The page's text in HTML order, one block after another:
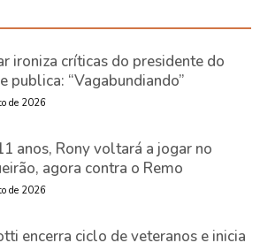
ironiza críticas do presidente do
publica: “Vagabundiando”
de 2026
anos, Rony voltará a jogar no
agora contra o Remo
de 2026
encerra ciclo de veteranos e inicia